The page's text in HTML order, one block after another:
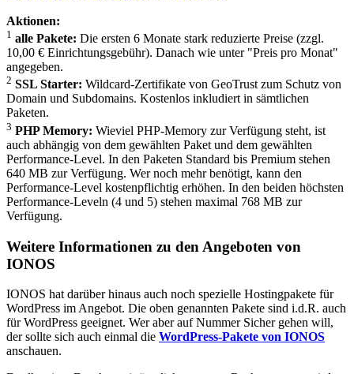
Aktionen:
1 alle Pakete: Die ersten 6 Monate stark reduzierte Preise (zzgl.
10,00 € Einrichtungsgebühr). Danach wie unter "Preis pro Monat"
angegeben.
2 SSL Starter: Wildcard-Zertifikate von GeoTrust zum Schutz von
Domain und Subdomains. Kostenlos inkludiert in sämtlichen
Paketen.
3 PHP Memory: Wieviel PHP-Memory zur Verfügung steht, ist
auch abhängig von dem gewählten Paket und dem gewählten
Performance-Level. In den Paketen Standard bis Premium stehen
640 MB zur Verfügung. Wer noch mehr benötigt, kann den
Performance-Level kostenpflichtig erhöhen. In den beiden höchsten
Performance-Leveln (4 und 5) stehen maximal 768 MB zur
Verfügung.
Weitere Informationen zu den Angeboten von
IONOS
IONOS hat darüber hinaus auch noch spezielle Hostingpakete für
WordPress im Angebot. Die oben genannten Pakete sind i.d.R. auch
für WordPress geeignet. Wer aber auf Nummer Sicher gehen will,
der sollte sich auch einmal die WordPress-Pakete von IONOS
anschauen.